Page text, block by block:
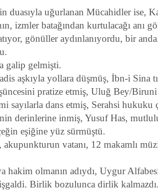
duasıyla uğurlanan Mücahidler ise,
izmler batağından kurtulacağı anı
gönüller aydınlanıyordu, bir
galip gelmişti.
aşkıyla yollara düşmüş, İbn-i Sina
pratize etmiş, Uluğ Bey/Biruni
sayılarla dans etmiş, Serahsi hukuku
derinlerine inmiş, Yusuf Has,
eşiğine yüz sürmüştü.
akupunkturun vatanı, 12 makamlı
hakim olmanın adıydı, Uygur
Birlik bozulunca dirlik